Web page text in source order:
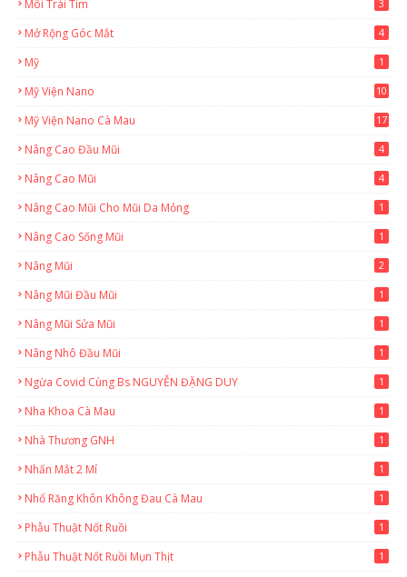
Môi Trái Tim 3
Mở Rộng Góc Mắt 4
Mỹ 1
Mỹ Viện Nano 10
Mỹ Viện Nano Cà Mau
17
Nâng Cao Đầu Mũi 4
Nâng Cao Mũi 4
Nâng Cao Mũi Cho Mũi Da Mỏng 1
Nâng Cao Sống Mũi 1
Nâng Mũi 2
Nâng Mũi Đầu Mũi 1
Nâng Mũi Sửa Mũi 1
Nâng Nhô Đầu Mũi 1
Ngừa Covid Cùng Bs NGUYỄN ĐẶNG DUY 1
Nha Khoa Cà Mau 1
Nhà Thương GNH 1
Nhấn Mắt 2 Mí 1
Nhổ Răng Khôn Không Đau Cà Mau 1
Phẫu Thuật Nốt Ruồi 1
Phẫu Thuật Nốt Ruồi Mụn Thịt 1